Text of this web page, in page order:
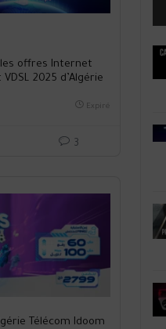
offres Internet
VDSL 2025 d’Algérie
Expiré
3
Télécom Idoom